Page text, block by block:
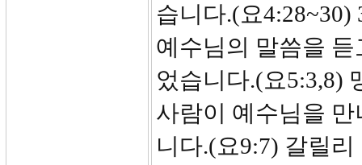
습니다.(요
예수님의 말씀을
었습니다.(요5:3,8)
사람이 예수님을
니다.(요9:7) 갈릴